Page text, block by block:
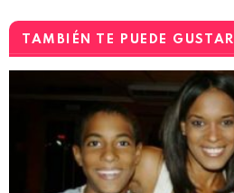
TAMBIÉN TE PUEDE GUSTAR